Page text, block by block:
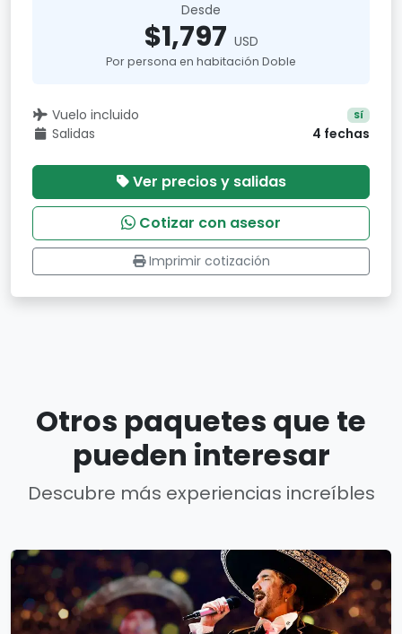
Desde
$1,797 USD
Por persona en habitación Doble
Vuelo incluido Sí
Salidas 4 fechas
Ver precios y salidas
Cotizar con asesor
Imprimir cotización
Otros paquetes que te
pueden interesar
Descubre más experiencias increíbles